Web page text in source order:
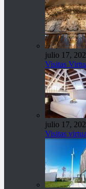
julio 17,
Visitas
julio 17,
Visitas